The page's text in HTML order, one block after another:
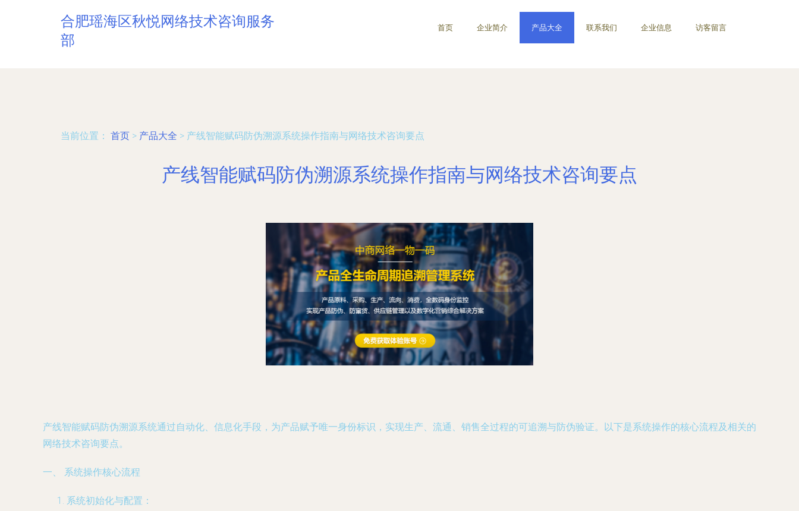
合肥瑶海区秋悦网络技术咨询服务
部
首页 企业简介 产品大全 联系我们 企业信息 访客留言
当前位置： 首页 > 产品大全 > 产线智能赋码防伪溯源系统操作指南与网络技术咨询要点
产线智能赋码防伪溯源系统操作指南与网络技术咨询要点
产线智能赋码防伪溯源系统通过自动化、信息化手段，为产品赋予唯一身份标识，实现生产、流通、销售全过程的可追溯与防伪验证。以下是系统操作的核心流程及相关的
网络技术咨询要点。
一、 系统操作核心流程
系统初始化与配置 ：